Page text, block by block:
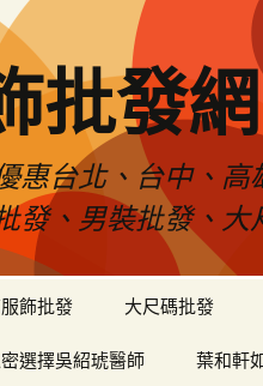
批發網
惠台北、台中、
發、男裝批發、
飾批發 大尺碼批發
選擇吳紹琥醫師 葉和軒